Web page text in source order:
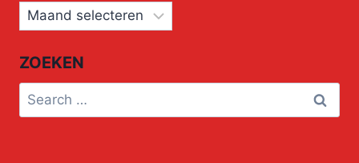
Archief
ZOEKEN
Search
for: